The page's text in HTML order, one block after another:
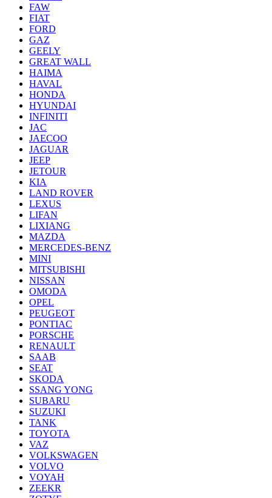
FAW
FIAT
FORD
GAZ
GEELY
GREAT WALL
HAIMA
HAVAL
HONDA
HYUNDAI
INFINITI
JAC
JAECOO
JAGUAR
JEEP
JETOUR
KIA
LAND ROVER
LEXUS
LIFAN
LIXIANG
MAZDA
MERCEDES-BENZ
MINI
MITSUBISHI
NISSAN
OMODA
OPEL
PEUGEOT
PONTIAC
PORSCHE
RENAULT
SAAB
SEAT
SKODA
SSANG YONG
SUBARU
SUZUKI
TANK
TOYOTA
VAZ
VOLKSWAGEN
VOLVO
VOYAH
ZEEKR